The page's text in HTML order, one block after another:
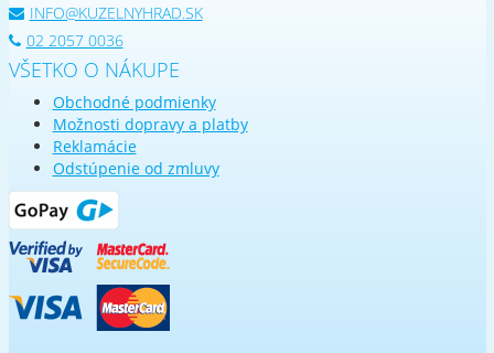
INFO@KUZELNYHRAD.SK
02 2057 0036
VŠETKO O NÁKUPE
Obchodné podmienky
Možnosti dopravy a platby
Reklamácie
Odstúpenie od zmluvy